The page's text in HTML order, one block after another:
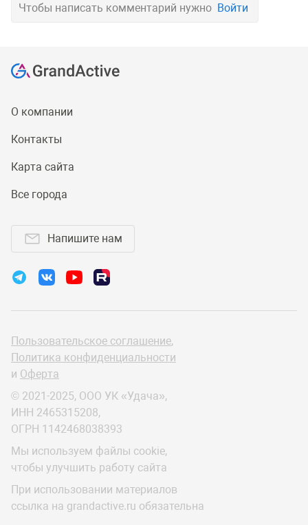
Чтобы написать комментарий нужно Войти
О компании
Контакты
Карта сайта
Все города
Напишите нам
Пользовательское соглашение,
Политика конфиденциальности
и Оферта
© 2021-2025, ООО УК «Удача»,
ИНН 2465315208,
ОГРН 1142468038393
Мы используем файлы cookie,
чтобы улучшить работу сайта
При использовании материалов
ссылка на grandactive.ru обязательна